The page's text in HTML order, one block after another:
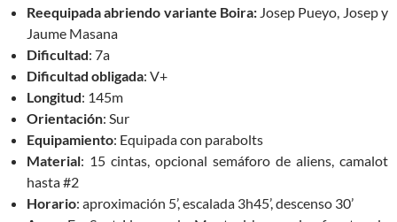
Reequipada abriendo variante Boira:Josep Pueyo, Josep y
Jaume Masana
Dificultad: 7a
Dificultad obligada: V+
Longitud: 145m
Orientación: Sur
Equipamiento: Equipada con parabolts
Material: 15 cintas, opcional semáforo de aliens, camalot
hasta #2
Horario: aproximación 5’, escalada 3h45’, descenso 30’